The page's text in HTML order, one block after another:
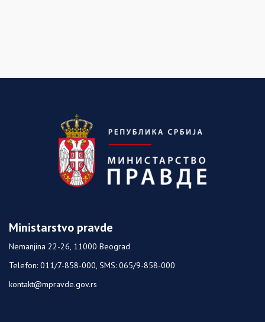
Ministarstvo pravde
Nemanjina 22-26, 11000 Beograd
Telefon: 011/7-858-000, SMS: 065/9-858-000
kontakt@mpravde.gov.rs